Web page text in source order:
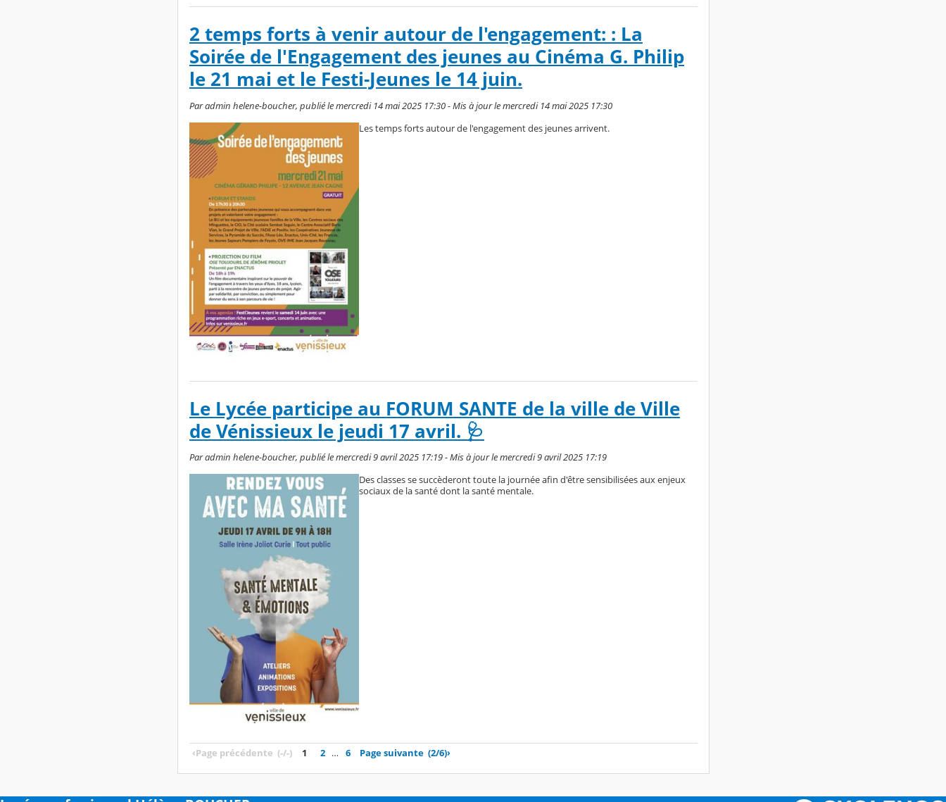
2 temps forts à venir autour de l'engagement: : La
Soirée de l'Engagement des jeunes au Cinéma G. Philip
le 21 mai et le Festi-Jeunes le 14 juin.
Par admin helene-boucher, publié le mercredi 14 mai 2025 17:30 - Mis à jour le mercredi 14 mai 2025 17:30
Les temps forts autour de l'engagement des jeunes arrivent.
Le Lycée participe au FORUM SANTE de la ville de Ville
de Vénissieux le jeudi 17 avril. 🩺
Par admin helene-boucher, publié le mercredi 9 avril 2025 17:19 - Mis à jour le mercredi 9 avril 2025 17:19
Des classes se succèderont toute la journée afin d'être sensibilisées aux enjeux
sociaux de la santé dont la santé mentale.
‹Page précédente (-/-) 1 2 … 6 Page suivante (2/6)›